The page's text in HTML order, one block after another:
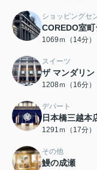
ショッピングセ
COREDO室町
1069ｍ（14分）
スイーツ
ザ マンダリ
1208ｍ（16分）
デパート
日本橋三越本
1291ｍ（17分）
その他
鰻の成瀬